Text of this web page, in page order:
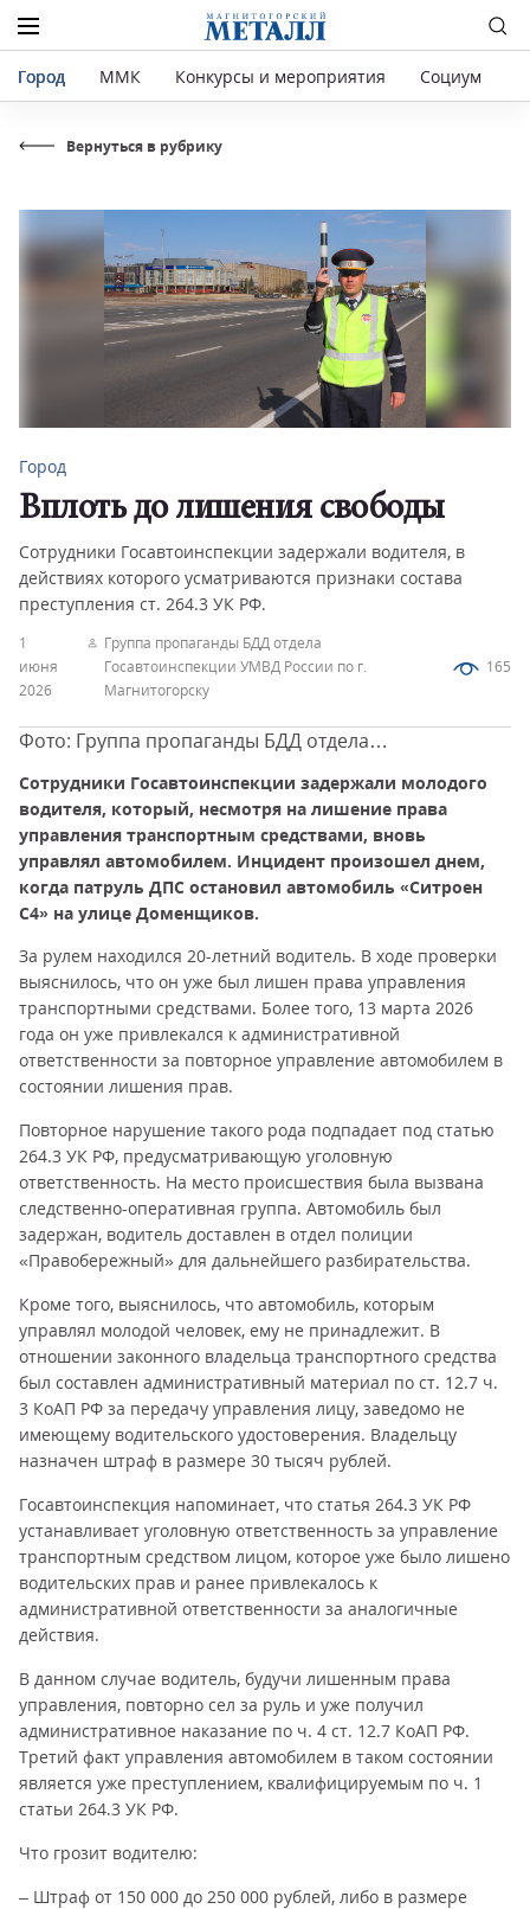
Город ММК Конкурсы и мероприятия Социум
Вернуться в рубрику
1
июня
2026
Группа пропаганды БДД отдела
Госавтоинспекции УМВД России по г.
Магнитогорску
165
Город
Вплоть до лишения свободы
Сотрудники Госавтоинспекции задержали водителя, в
действиях которого усматриваются признаки состава
преступления ст. 264.3 УК РФ.
Фото: Группа пропаганды БДД отдела
Сотрудники Госавтоинспекции задержали молодого
водителя, который, несмотря на лишение права
управления транспортным средствами, вновь
управлял автомобилем. Инцидент произошел днем,
когда патруль ДПС остановил автомобиль «Ситроен
С4» на улице Доменщиков.
За рулем находился 20-летний водитель. В ходе проверки
выяснилось, что он уже был лишен права управления
транспортными средствами. Более того, 13 марта 2026
года он уже привлекался к административной
ответственности за повторное управление автомобилем в
состоянии лишения прав.
Повторное нарушение такого рода подпадает под статью
264.3 УК РФ, предусматривающую уголовную
ответственность. На место происшествия была вызвана
следственно-оперативная группа. Автомобиль был
задержан, водитель доставлен в отдел полиции
«Правобережный» для дальнейшего разбирательства.
Кроме того, выяснилось, что автомобиль, которым
управлял молодой человек, ему не принадлежит. В
отношении законного владельца транспортного средства
был составлен административный материал по ст. 12.7 ч.
3 КоАП РФ за передачу управления лицу, заведомо не
имеющему водительского удостоверения. Владельцу
назначен штраф в размере 30 тысяч рублей.
Госавтоинспекция напоминает, что статья 264.3 УК РФ
устанавливает уголовную ответственность за управление
транспортным средством лицом, которое уже было лишено
водительских прав и ранее привлекалось к
административной ответственности за аналогичные
действия.
В данном случае водитель, будучи лишенным права
управления, повторно сел за руль и уже получил
административное наказание по ч. 4 ст. 12.7 КоАП РФ.
Третий факт управления автомобилем в таком состоянии
является уже преступлением, квалифицируемым по ч. 1
статьи 264.3 УК РФ.
Что грозит водителю:
– Штраф от 150 000 до 250 000 рублей, либо в размере